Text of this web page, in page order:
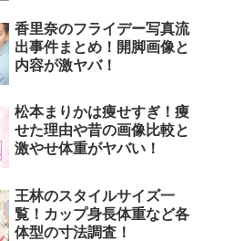
香里奈のフライデー写真流
出事件まとめ！開脚画像と
内容が激ヤバ！
松本まりかは痩せすぎ！痩
せた理由や昔の画像比較と
激やせ体重がヤバい！
王林のスタイルサイズ一
覧！カップ身長体重など各
体型の寸法調査！